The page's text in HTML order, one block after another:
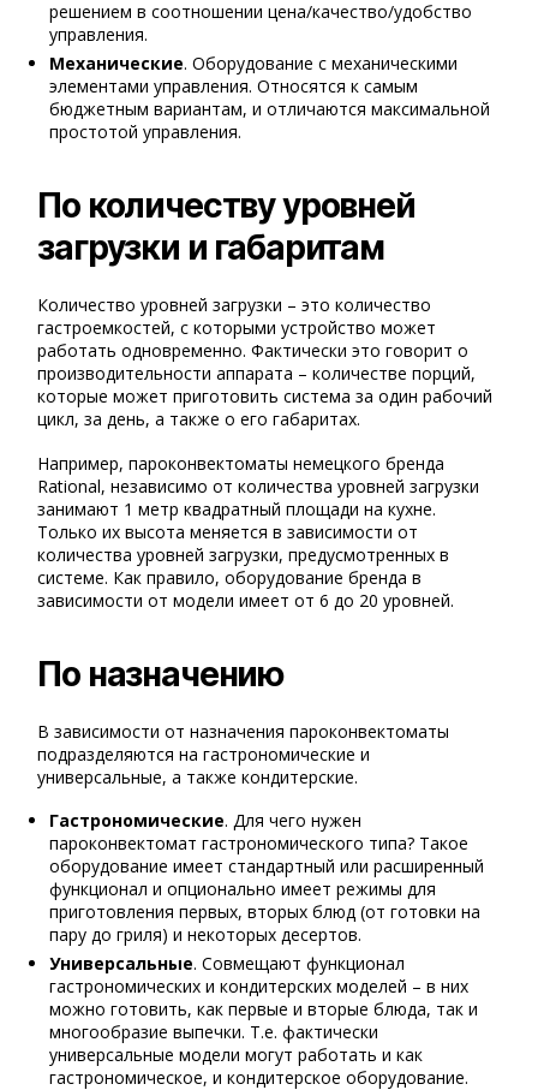
решением в соотношении цена/качество/удобство
управления.
Механические. Оборудование с механическими
элементами управления. Относятся к самым
бюджетным вариантам, и отличаются максимальной
простотой управления.
По количеству уровней
загрузки и габаритам
Количество уровней загрузки – это количество
гастроемкостей, с которыми устройство может
работать одновременно. Фактически это говорит о
производительности аппарата – количестве порций,
которые может приготовить система за один рабочий
цикл, за день, а также о его габаритах.
Например, пароконвектоматы немецкого бренда
Rational, независимо от количества уровней загрузки
занимают 1 метр квадратный площади на кухне.
Только их высота меняется в зависимости от
количества уровней загрузки, предусмотренных в
системе. Как правило, оборудование бренда в
зависимости от модели имеет от 6 до 20 уровней.
По назначению
В зависимости от назначения пароконвектоматы
подразделяются на гастрономические и
универсальные, а также кондитерские.
Гастрономические. Для чего нужен
пароконвектомат гастрономического типа? Такое
оборудование имеет стандартный или расширенный
функционал и опционально имеет режимы для
приготовления первых, вторых блюд (от готовки на
пару до гриля) и некоторых десертов.
Универсальные. Совмещают функционал
гастрономических и кондитерских моделей – в них
можно готовить, как первые и вторые блюда, так и
многообразие выпечки. Т.е. фактически
универсальные модели могут работать и как
гастрономическое, и кондитерское оборудование.